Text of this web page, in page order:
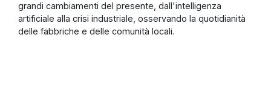
grandi cambiamenti del presente, dall'intelligenza
artificiale alla crisi industriale, osservando la quotidianità
delle fabbriche e delle comunità locali.